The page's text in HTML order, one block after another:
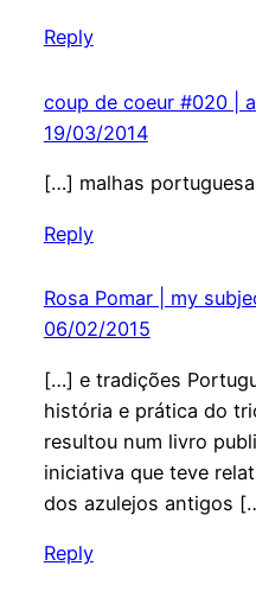
Reply
coup de coeur #020 |
19/03/2014
[…] malhas
Reply
Rosa Pomar | my
06/02/2015
[…] e tradições
história e prática do
resultou num livro
iniciativa que teve
dos azulejos antigos
Reply